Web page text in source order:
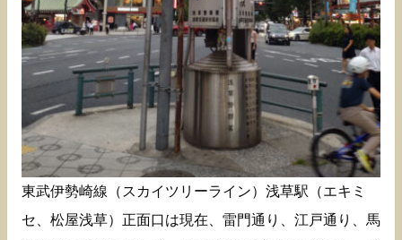
東武伊勢崎線（スカイツリーライン）浅草駅（エキミ
セ、松屋浅草）正面口は現在、雷門通り、江戸通り、馬